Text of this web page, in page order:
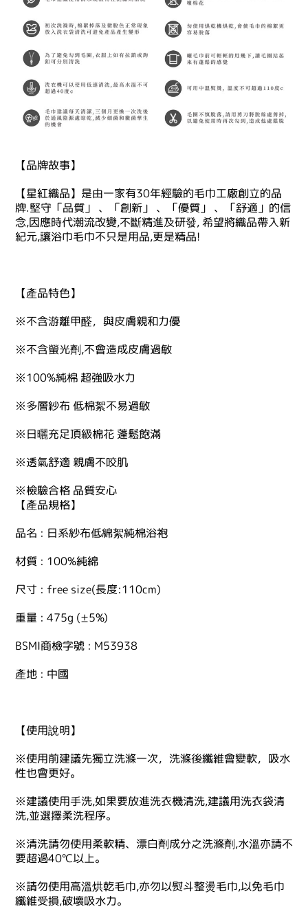
【品牌故事】
【星紅織品】是由一家有30年經驗的毛巾工廠創立的品
牌.堅守「品質」 、「創新」 、「優質」 、「舒適」的信
念,因應時代潮流改變,不斷精進及研發, 希望將織品帶入新
紀元,讓浴巾毛巾不只是用品,更是精品!
【產品特色】
※不含游離甲醛，與皮膚親和力優
※不含螢光劑,不會造成皮膚過敏
※100%純棉 超強吸水力
※多層紗布 低棉絮不易過敏
※日曬充足頂級棉花 蓬鬆飽滿
※透氣舒適 親膚不咬肌
※檢驗合格 品質安心
【產品規格】
品名 : 日系紗布低綿絮純棉浴袍
材質 : 100%純綿
尺寸 : free size(長度:110cm)
重量 : 475g (±5%)
BSMI商檢字號 : M53938
產地 : 中國
【使用說明】
※使用前建議先獨立洗滌一次，洗滌後纖維會變軟，吸水
性也會更好。
※建議使用手洗,如果要放進洗衣機清洗,建議用洗衣袋清
洗,並選擇柔洗程序。
※清洗請勿使用柔軟精、漂白劑成分之洗滌劑,水溫亦請不
要超過40℃以上。
※請勿使用高溫烘乾毛巾,亦勿以熨斗整燙毛巾,以免毛巾
纖維受損,破壞吸水力。